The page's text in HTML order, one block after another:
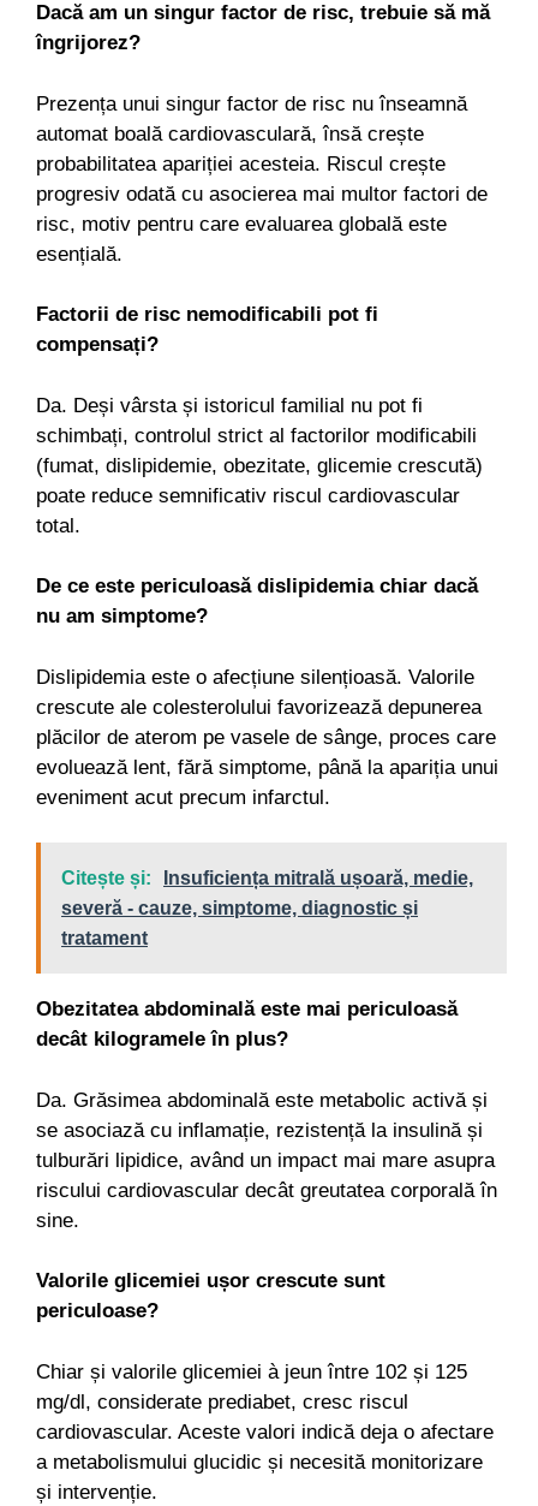
Dacă am un singur factor de risc, trebuie să mă
îngrijorez?
Prezența unui singur factor de risc nu înseamnă
automat boală cardiovasculară, însă crește
probabilitatea apariției acesteia. Riscul crește
progresiv odată cu asocierea mai multor factori de
risc, motiv pentru care evaluarea globală este
esențială.
Factorii de risc nemodificabili pot fi
compensați?
Da. Deși vârsta și istoricul familial nu pot fi
schimbați, controlul strict al factorilor modificabili
(fumat, dislipidemie, obezitate, glicemie crescută)
poate reduce semnificativ riscul cardiovascular
total.
De ce este periculoasă dislipidemia chiar dacă
nu am simptome?
Dislipidemia este o afecțiune silențioasă. Valorile
crescute ale colesterolului favorizează depunerea
plăcilor de aterom pe vasele de sânge, proces care
evoluează lent, fără simptome, până la apariția unui
eveniment acut precum infarctul.
Citește și:
Insuficiența mitrală ușoară, medie,
severă - cauze, simptome, diagnostic și
tratament
Obezitatea abdominală este mai periculoasă
decât kilogramele în plus?
Da. Grăsimea abdominală este metabolic activă și
se asociază cu inflamație, rezistență la insulină și
tulburări lipidice, având un impact mai mare asupra
riscului cardiovascular decât greutatea corporală în
sine.
Valorile glicemiei ușor crescute sunt
periculoase?
Chiar și valorile glicemiei à jeun între 102 și 125
mg/dl, considerate prediabet, cresc riscul
cardiovascular. Aceste valori indică deja o afectare
a metabolismului glucidic și necesită monitorizare
și intervenție.